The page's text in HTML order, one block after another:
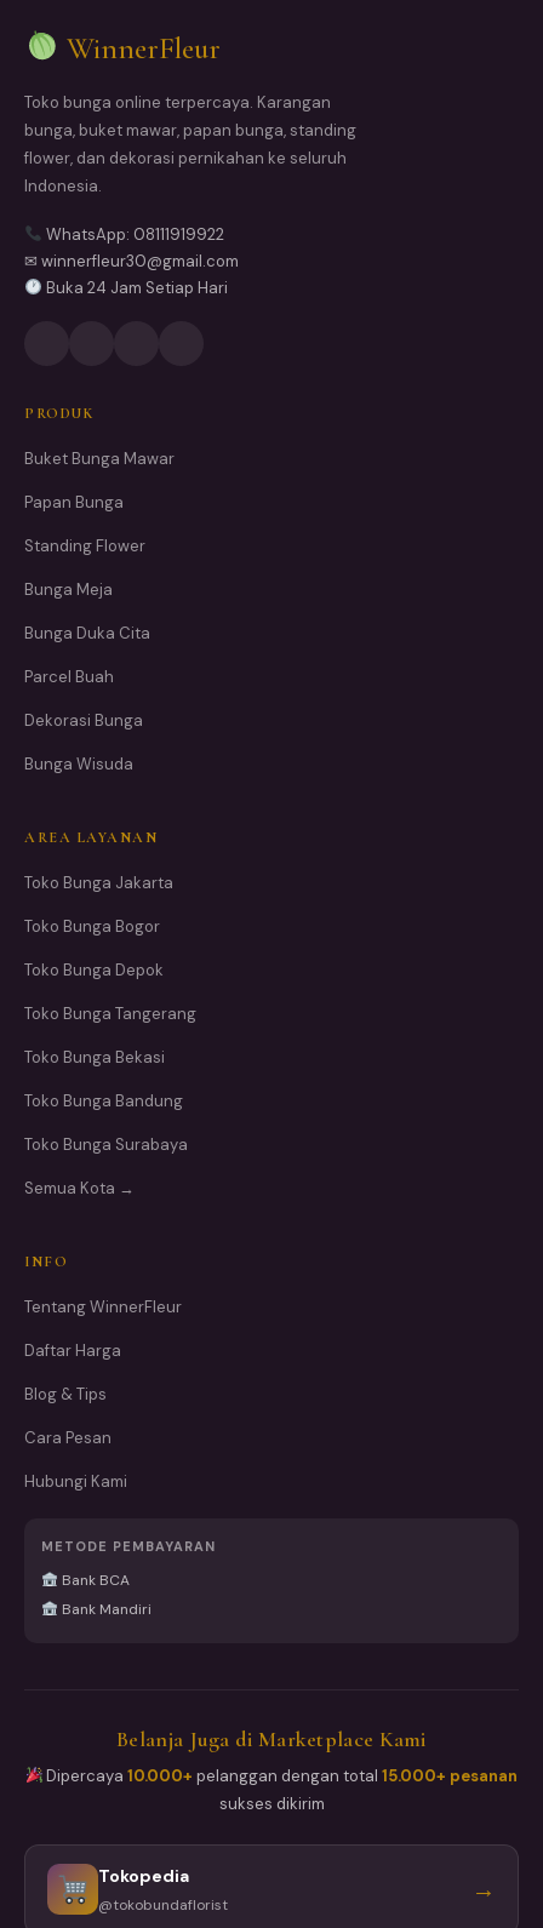
WinnerFleur
Toko bunga online terpercaya. Karangan
bunga, buket mawar, papan bunga, standing
flower, dan dekorasi pernikahan ke seluruh
Indonesia.
WhatsApp: 08111919922
✉ winnerfleur30@gmail.com
Buka 24 Jam Setiap Hari
PRODUK
Buket Bunga Mawar
Papan Bunga
Standing Flower
Bunga Meja
Bunga Duka Cita
Parcel Buah
Dekorasi Bunga
Bunga Wisuda
AREA LAYANAN
Toko Bunga Jakarta
Toko Bunga Bogor
Toko Bunga Depok
Toko Bunga Tangerang
Toko Bunga Bekasi
Toko Bunga Bandung
Toko Bunga Surabaya
Semua Kota →
INFO
Tentang WinnerFleur
Daftar Harga
Blog & Tips
Cara Pesan
Hubungi Kami
METODE PEMBAYARAN
Bank BCA
Bank Mandiri
Belanja Juga di Marketplace Kami
Dipercaya10.000+ pelanggan dengan total15.000+ pesanan
sukses dikirim
Tokopedia
@tokobundaflorist →